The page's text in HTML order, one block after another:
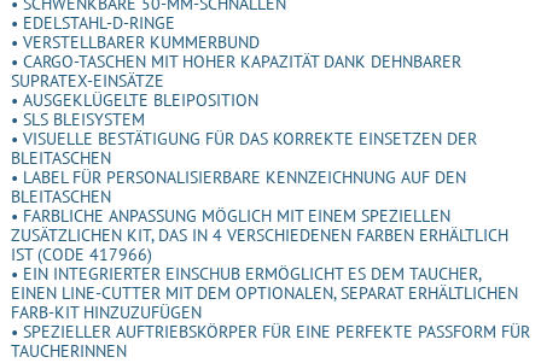
• EDELSTAHL-D-RINGE
• VERSTELLBARER KUMMERBUND
• CARGO-TASCHEN MIT HOHER KAPAZITÄT DANK DEHNBARER
SUPRATEX-EINSÄTZE
• AUSGEKLÜGELTE BLEIPOSITION
• SLS BLEISYSTEM
• VISUELLE BESTÄTIGUNG FÜR DAS KORREKTE EINSETZEN DER
BLEITASCHEN
• LABEL FÜR PERSONALISIERBARE KENNZEICHNUNG AUF DEN
BLEITASCHEN
• FARBLICHE ANPASSUNG MÖGLICH MIT EINEM SPEZIELLEN
ZUSÄTZLICHEN KIT, DAS IN 4 VERSCHIEDENEN FARBEN ERHÄLTLICH
IST (CODE 417966)
• EIN INTEGRIERTER EINSCHUB ERMÖGLICHT ES DEM TAUCHER,
EINEN LINE-CUTTER MIT DEM OPTIONALEN, SEPARAT ERHÄLTLICHEN
FARB-KIT HINZUZUFÜGEN
• SPEZIELLER AUFTRIEBSKÖRPER FÜR EINE PERFEKTE PASSFORM FÜR
TAUCHERINNEN